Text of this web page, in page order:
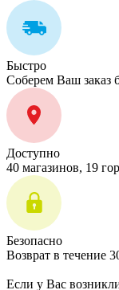
Быстро
Соберем Ваш заказ
Доступно
40 магазинов, 19
Безопасно
Возврат в течение
Если у Вас